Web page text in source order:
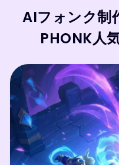
AIフォンク制
PHONK人